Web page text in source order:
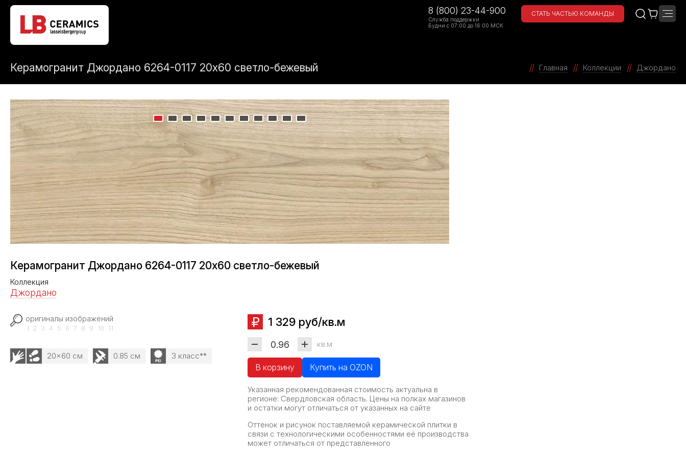
8 (800) 23-44-900
Служба поддержки
Будни с 07:00 до 16:00 МСК
СТАТЬ ЧАСТЬЮ КОМАНДЫ
Керамогранит Джордано 6264-0117 20x60 светло-бежевый Главная Коллекции Джордано
Керамогранит Джордано 6264-0117 20x60 светло-бежевый
Коллекция
Джордано
оригиналы изображений
1 2 3 4 5 6 7 8 9 10 11
20x60 см 0.85 см 3 класс**
1 329 руб/кв.м
кв.м
В корзину Купить на OZON
Указанная рекомендованная стоимость актуальна в
регионе: Свердловская область. Цены на полках магазинов
и остатки могут отличаться от указанных на сайте
Оттенок и рисунок поставляемой керамической плитки в
связи с технологическими особенностями её производства
может отличаться от представленного